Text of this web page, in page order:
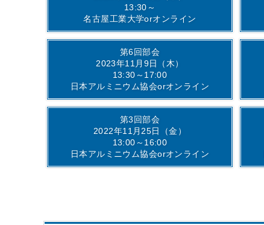
13:30～
名古屋工業大学orオンライン
第6回部会
2023年11月9日（木）
13:30～17:00
日本アルミニウム協会orオンライン
第3回部会
2022年11月25日（金）
13:00～16:00
日本アルミニウム協会orオンライン